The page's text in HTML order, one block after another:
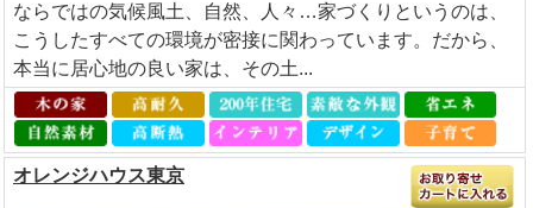
ならではの気候風土、自然、人々…家づくりというのは、
こうしたすべての環境が密接に関わっています。だから、
本当に居心地の良い家は、その土...
オレンジハウス東京